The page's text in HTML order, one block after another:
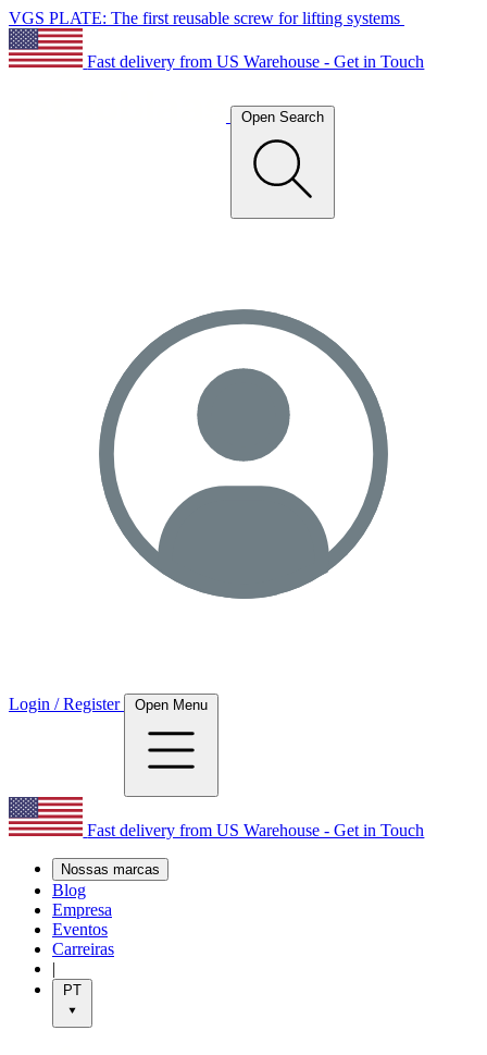
VGS PLATE: The first reusable screw for lifting systems
Fast delivery from US Warehouse - Get in Touch
Open Search
Login / Register Open Menu
Fast delivery from US Warehouse - Get in Touch
Nossas marcas
Blog
Empresa
Eventos
Carreiras
|
PT